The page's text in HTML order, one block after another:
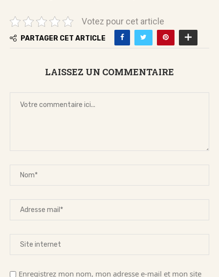
Votez pour cet article
PARTAGER CET ARTICLE
LAISSEZ UN COMMENTAIRE
Enregistrez mon nom, mon adresse e-mail et mon site